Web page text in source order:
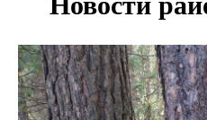
Покрытие рулежных
В Новосибирске
энтеровирусной инфекцией